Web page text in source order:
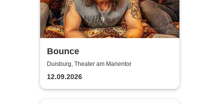
Bounce
Duisburg, Theater am Marientor
12.09.2026